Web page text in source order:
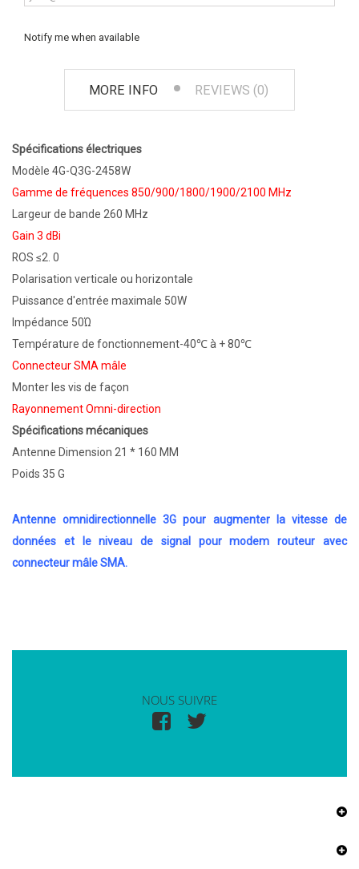
Notify me when available
MORE INFO REVIEWS (0)
Spécifications électriques
Modèle 4G-Q3G-2458W
Gamme de fréquences 850/900/1800/1900/2100 MHz
Largeur de bande 260 MHz
Gain 3 dBi
ROS ≤2. 0
Polarisation verticale ou horizontale
Puissance d'entrée maximale 50W
Impédance 50Ώ
Température de fonctionnement-40℃ à + 80℃
Connecteur SMA mâle
Monter les vis de façon
Rayonnement Omni-direction
Spécifications mécaniques
Antenne Dimension 21 * 160 MM
Poids 35 G
Antenne omnidirectionnelle 3G pour augmenter la vitesse de
données et le niveau de signal pour modem routeur avec
connecteur mâle SMA.
NOUS SUIVRE